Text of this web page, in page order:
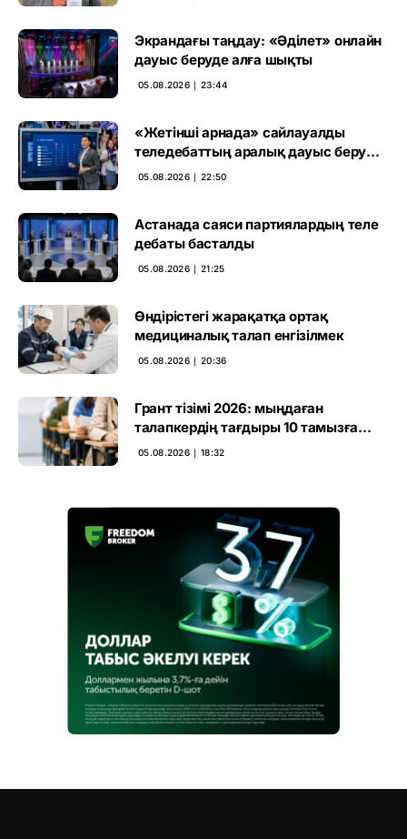
Экрандағы таңдау: «Әділет» онлайн
дауыс беруде алға шықты
05.08.2026 ∣ 23:44
«Жетінші арнада» сайлауалды
теледебаттың аралық дауыс беру
нәтижесі жарияланды
05.08.2026 ∣ 22:50
Астанада саяси партиялардың теле
дебаты басталды
05.08.2026 ∣ 21:25
Өндірістегі жарақатқа ортақ
медициналық талап енгізілмек
05.08.2026 ∣ 20:36
Грант тізімі 2026: мыңдаған
талапкердің тағдыры 10 тамызға
дейін белгілі болады
05.08.2026 ∣ 18:32